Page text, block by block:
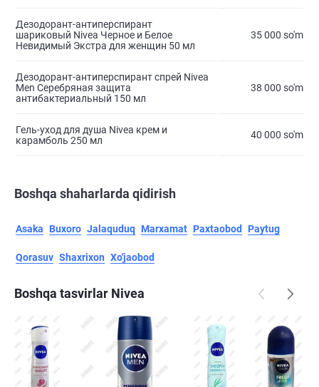
Дезодорант-антиперспирант
шариковый Nivea Черное и Белое
Невидимый Экстра для женщин 50 мл
35 000 so'm
Дезодорант-антиперспирант спрей Nivea
Men Серебряная защита
антибактериальный 150 мл
38 000 so'm
Гель-уход для душа Nivea крем и
карамболь 250 мл
40 000 so'm
Boshqa shaharlarda qidirish
Asaka Buxoro Jalaquduq Marxamat Paxtaobod Paytug
Qorasuv Shaxrixon Xo'jaobod
Boshqa tasvirlar Nivea